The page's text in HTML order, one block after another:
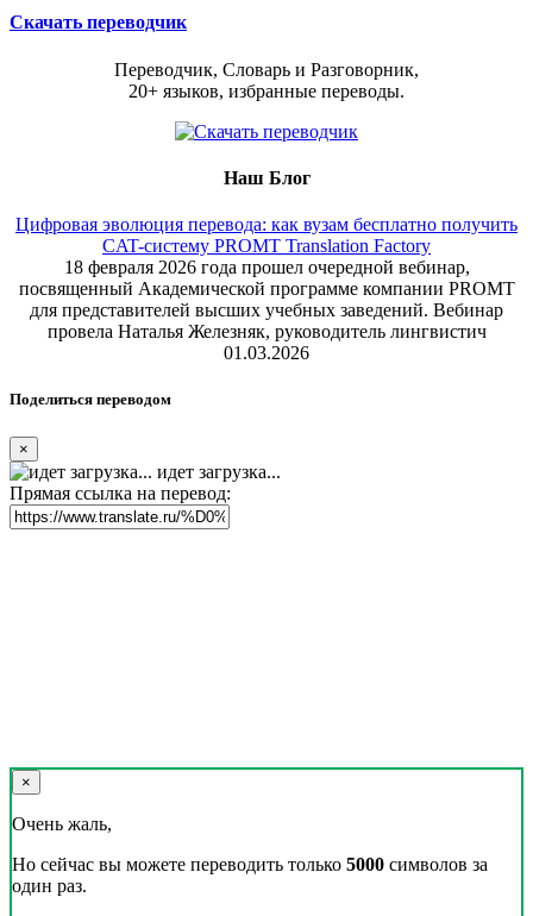
Скачать переводчик
Переводчик, Словарь и Разговорник,
20+ языков, избранные переводы.
Наш Блог
Цифровая эволюция перевода: как вузам бесплатно получить
CAT-систему PROMT Translation Factory
18 февраля 2026 года прошел очередной вебинар,
посвященный Академической программе компании PROMT
для представителей высших учебных заведений. Вебинар
провела Наталья Железняк, руководитель лингвистич
01.03.2026
Поделиться переводом
×
идет загрузка...
Прямая ссылка на перевод:
×
Очень жаль,
Но сейчас вы можете переводить только 5000 символов за
один раз.